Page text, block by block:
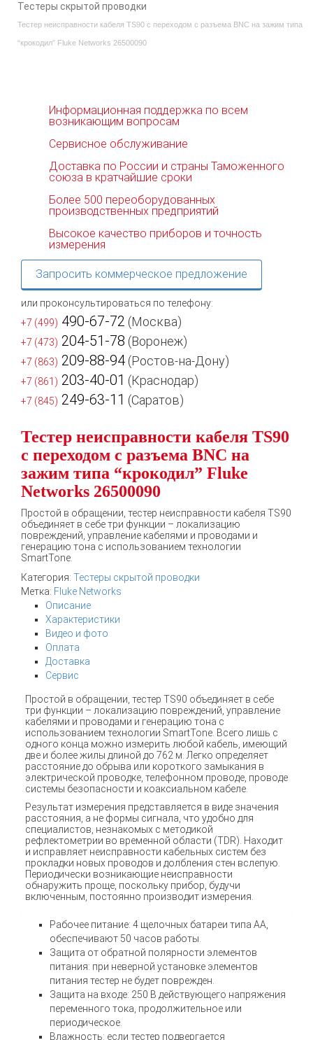
Тестеры скрытой проводки
Тестер неисправности кабеля TS90 с переходом с разъема BNC на зажим типа
“крокодил” Fluke Networks 26500090
Информационная поддержка по всем
возникающим вопросам
Сервисное обслуживание
Доставка по России и страны Таможенного
союза в кратчайшие сроки
Более 500 переоборудованных
производственных предприятий
Высокое качество приборов и точность
измерения
Запросить коммерческое предложение
или проконсультироваться по телефону:
+7 (499) 490-67-72 (Москва)
+7 (473) 204-51-78 (Воронеж)
+7 (863) 209-88-94 (Ростов-на-Дону)
+7 (861) 203-40-01 (Краснодар)
+7 (845) 249-63-11 (Саратов)
Тестер неисправности кабеля TS90
с переходом с разъема BNC на
зажим типа “крокодил” Fluke
Networks 26500090
Простой в обращении, тестер неисправности кабеля TS90
объединяет в себе три функции – локализацию
повреждений, управление кабелями и проводами и
генерацию тона с использованием технологии
SmartTone.
Категория: Тестеры скрытой проводки
Метка: Fluke Networks
Описание
Характеристики
Видео и фото
Оплата
Доставка
Сервис
Простой в обращении, тестер TS90 объединяет в себе
три функции – локализацию повреждений, управление
кабелями и проводами и генерацию тона с
использованием технологии SmartTone. Всего лишь с
одного конца можно измерить любой кабель, имеющий
две и более жилы длиной до 762 м. Легко определяет
расстояние до обрыва или короткого замыкания в
электрической проводке, телефонном проводе, проводе
системы безопасности и коаксиальном кабеле.
Результат измерения представляется в виде значения
расстояния, а не формы сигнала, что удобно для
специалистов, незнакомых с методикой
рефлектометрии во временной области (TDR). Находит
и исправляет неисправности кабельных систем без
прокладки новых проводов и долбления стен вслепую.
Периодически возникающие неисправности
обнаружить проще, поскольку прибор, будучи
включенным, постоянно производит измерения.
Рабочее питание: 4 щелочных батареи типа AA,
обеспечивают 50 часов работы.
Защита от обратной полярности элементов
питания: при неверной установке элементов
питания тестер не будет поврежден.
Защита на входе: 250 В действующего напряжения
переменного тока, продолжительное или
периодическое.
Влажность: если тестер подвергается